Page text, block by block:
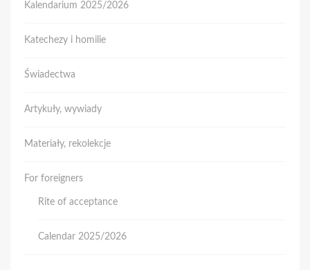
Kalendarium 2025/2026
Katechezy i homilie
Świadectwa
Artykuły, wywiady
Materiały, rekolekcje
For foreigners
Rite of acceptance
Calendar 2025/2026